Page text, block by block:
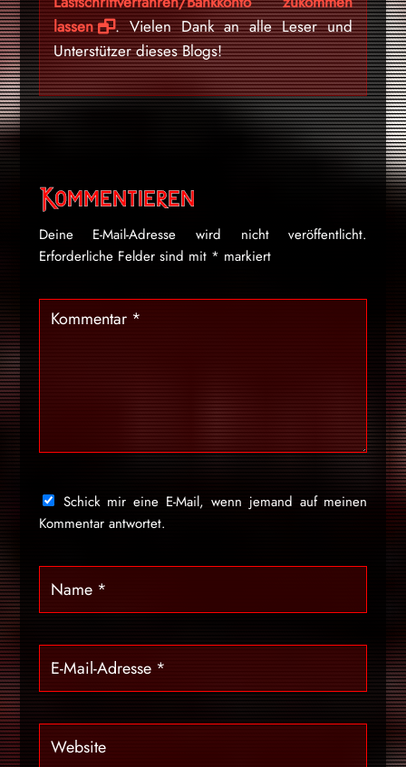
lassen
. Vielen Dank an alle Leser und
Unterstützer dieses Blogs!
Kommentieren
Deine E-Mail-Adresse wird nicht veröffentlicht.
Erforderliche Felder sind mit * markiert
Schick mir eine E-Mail, wenn jemand auf meinen
Kommentar antwortet.